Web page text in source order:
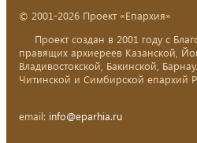
© 2001-2026 Проект «Епархия»
Проект создан в 2001 году с
правящих архиереев Казанской,
Владивостокской, Бакинской,
Читинской и Симбирской епархий
email: info@eparhia.ru